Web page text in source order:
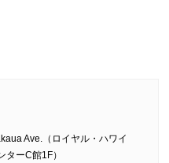
Ave.（ロイヤル・ハワイ
ターC館1F）